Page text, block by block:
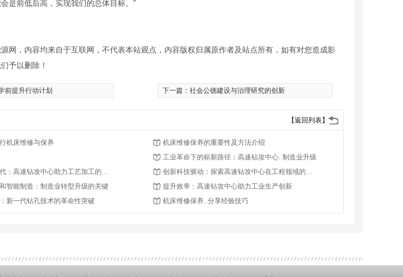
是前低后高，实现我们的总体目标。”
网，内容均来自于互联网，不代表本站观点，内容版权归属原作者及站点所有，如有对您造成影
予以删除！
前提升行动计划 下一篇： 社会公德建设与治理研究的创新
【返回列表】
机床维修与保养
机床维修保养的重要性及方法介绍
工业革命下的崭新路径：高速钻攻中心..制造业升级
智能制造：制造业转型升级的关键
提升效率：高速钻攻中心助力工业生产创新
新一代钻孔技术的革命性突破
机床维修保养..分享经验技巧